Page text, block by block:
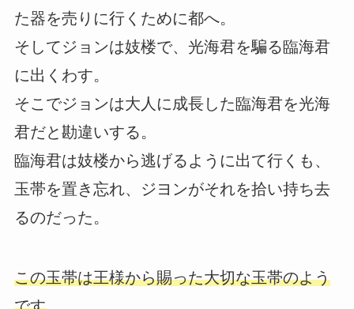
た器を売りに行くために都へ。
そしてジョンは妓楼で、光海君を騙る臨海君
に出くわす。
そこでジョンは大人に成長した臨海君を光海
君だと勘違いする。
臨海君は妓楼から逃げるように出て行くも、
玉帯を置き忘れ、ジヨンがそれを拾い持ち去
るのだった。
この玉帯は王様から賜った大切な玉帯のよう